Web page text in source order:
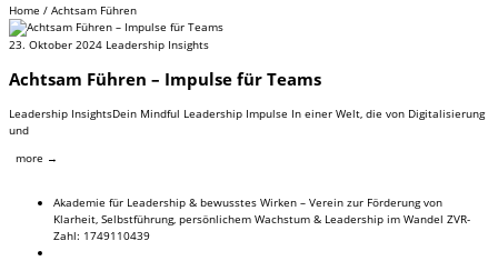
Home / Achtsam Führen
23. Oktober 2024 Leadership Insights
Achtsam Führen – Impulse für Teams
Leadership InsightsDein Mindful Leadership Impulse In einer Welt, die von Digitalisierung
und
more →
Akademie für Leadership & bewusstes Wirken – Verein zur Förderung von
Klarheit, Selbstführung, persönlichem Wachstum & Leadership im Wandel ZVR-
Zahl: 1749110439